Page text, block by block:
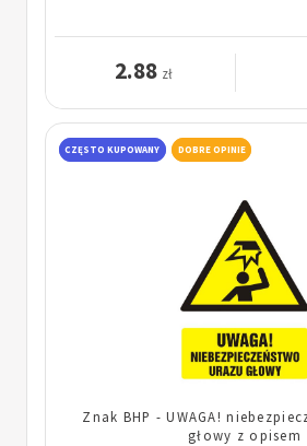
2.88 zł
CZĘSTO KUPOWANY DOBRE OPINIE
Znak BHP - UWAGA!
głowy z opisem